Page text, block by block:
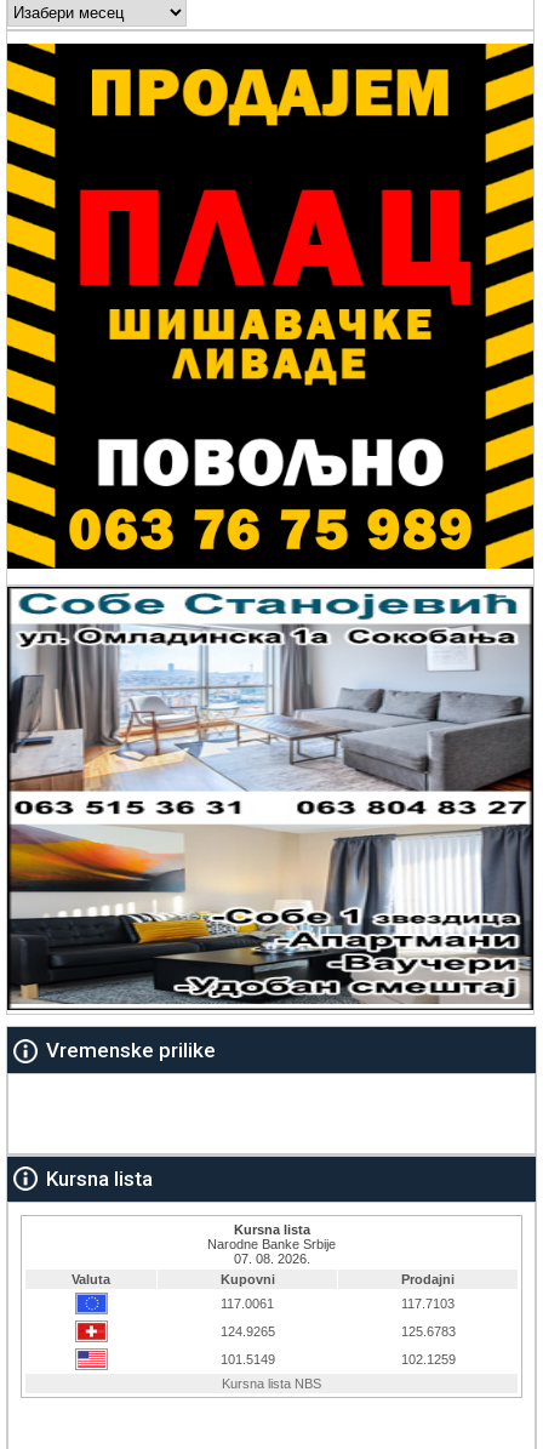
Arhive
Vremenske prilike
Kursna lista